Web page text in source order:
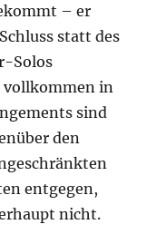
– er
statt des
Solos
vollkommen in
sind
den
entgegen,
nicht.